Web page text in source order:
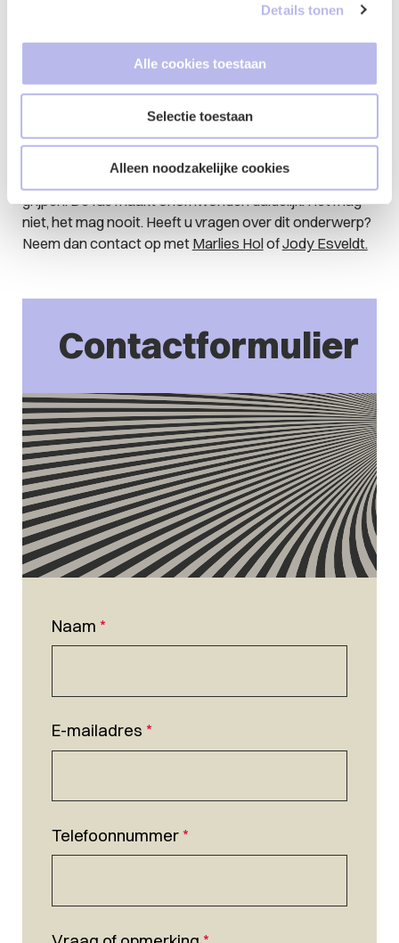
Details tonen
Alle cookies toestaan
Selectie toestaan
Alleen noodzakelijke cookies
aangaat met een kwetsbare cliënt, vertoont gedrag dat
blijft het incident onbekend voor de toezichthouder.
Zonder tuchtklacht kan de zorgverlener gewoon elders
in de zorg aan de slag. Zorginstellingen hebben de
verantwoordelijkheid om duidelijke richtlijnen op te
stellen, bewustwording te bevorderen, preventie actief
vorm te geven en bij overtredingen adequaat in te
grijpen. De IGJ maakt onomwonden duidelijk:Het mag
niet, het mag nooit.Heeft u vragen over dit onderwerp?
Neem dan contact op met Marlies HolofJody Esveldt.
Contactformulier
Naam *
E-mailadres *
Telefoonnummer*